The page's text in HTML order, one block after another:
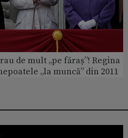
de mult „pe făraș”! Regina
„la muncă” din 2011